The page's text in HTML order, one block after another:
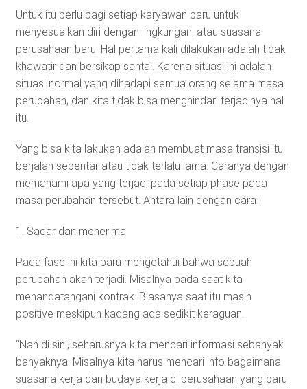
Untuk itu perlu bagi setiap karyawan baru untuk
menyesuaikan diri dengan lingkungan, atau suasana
perusahaan baru. Hal pertama kali dilakukan adalah tidak
khawatir dan bersikap santai. Karena situasi ini adalah
situasi normal yang dihadapi semua orang selama masa
perubahan, dan kita tidak bisa menghindari terjadinya hal
itu.
Yang bisa kita lakukan adalah membuat masa transisi itu
berjalan sebentar atau tidak terlalu lama. Caranya dengan
memahami apa yang terjadi pada setiap phase pada
masa perubahan tersebut. Antara lain dengan cara :
1. Sadar dan menerima
Pada fase ini kita baru mengetahui bahwa sebuah
perubahan akan terjadi. Misalnya pada saat kita
menandatangani kontrak. Biasanya saat itu masih
positive meskipun kadang ada sedikit keraguan.
“Nah di sini, seharusnya kita mencari informasi sebanyak
banyaknya. Misalnya kita harus mencari info bagaimana
suasana kerja dan budaya kerja di perusahaan yang baru.